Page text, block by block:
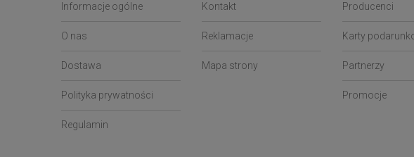
Informacje ogólne
O nas
Dostawa
Polityka prywatności
Regulamin
Kontakt
Reklamacje
Mapa strony
Producenci
Karty
Partnerzy
Promocje